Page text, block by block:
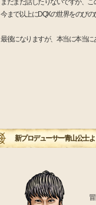
まだまだ話したりないですが、
今まで以上にDQXの世界をのび
最後になりますが、本当に本当に
新プロデューサー青山公士よ